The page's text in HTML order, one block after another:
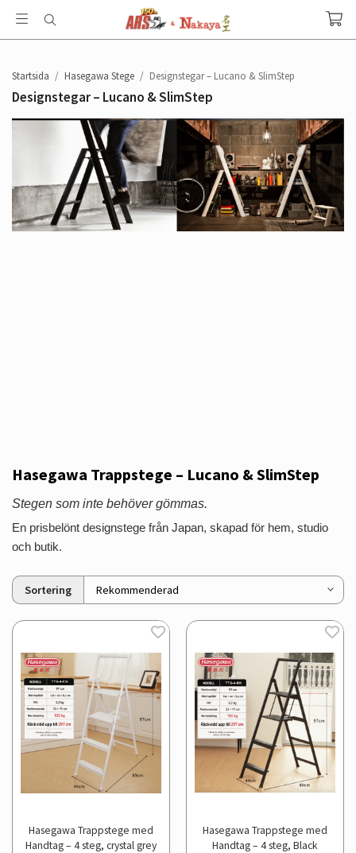
Startsida / Hasegawa Stege / Designstegar – Lucano & SlimStep
Designstegar – Lucano & SlimStep
Hasegawa Trappstege – Lucano & SlimStep
Stegen som inte behöver gömmas.
En prisbelönt designstege från Japan, skapad för hem, studio
och butik.
Sortering
Hasegawa Trappstege med
Handtag – 4 steg, crystal grey
Hasegawa Trappstege med
Handtag – 4 steg, Black